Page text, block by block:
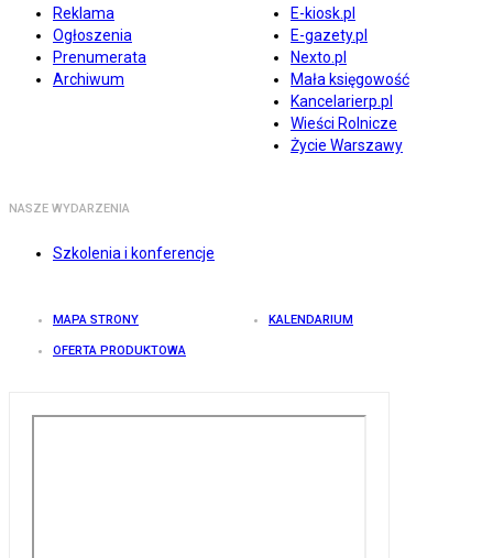
Reklama
Ogłoszenia
Prenumerata
Archiwum
E-kiosk.pl
E-gazety.pl
Nexto.pl
Mała księgowość
Kancelarierp.pl
Wieści Rolnicze
Życie Warszawy
NASZE WYDARZENIA
Szkolenia i konferencje
MAPA STRONY KALENDARIUM
OFERTA PRODUKTOWA